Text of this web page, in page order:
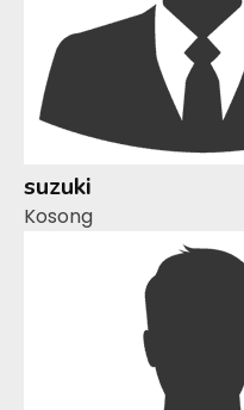
suzuki
Kosong